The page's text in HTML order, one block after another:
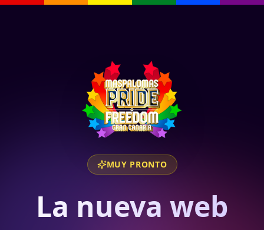
MUY PRONTO
La nueva web